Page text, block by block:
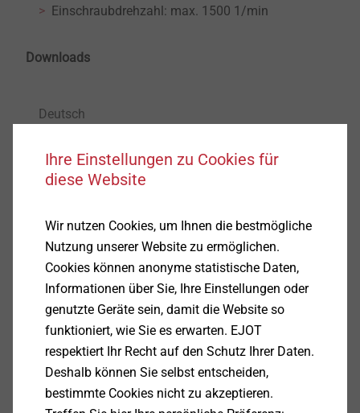
Einschraubdrehzahl: max. 1500 1/min
Downloads
Deutsch
ETA-10/0200.pdf 28 MB
ETA-13/0177.pdf 18 MB
AbZ Z-14.4-426.pdf 12 MB
Produktdatenblatt.pdf 188 KB
EPD Gewindefurchende Schrauben.pdf 1 MB
AbZ Z-14.4-901.pdf 6 MB
Montageanleitung.pdf 3 MB
ETA-24/0547.pdf 1 MB
Italienisch
Ihre Einstellungen zu Cookies für
diese Website
Wir nutzen Cookies, um Ihnen die bestmögliche
Nutzung unserer Website zu ermöglichen.
Cookies können anonyme statistische Daten,
Informationen über Sie, Ihre Einstellungen oder
genutzte Geräte sein, damit die Website so
funktioniert, wie Sie es erwarten. EJOT
respektiert Ihr Recht auf den Schutz Ihrer Daten.
Deshalb können Sie selbst entscheiden,
bestimmte Cookies nicht zu akzeptieren.